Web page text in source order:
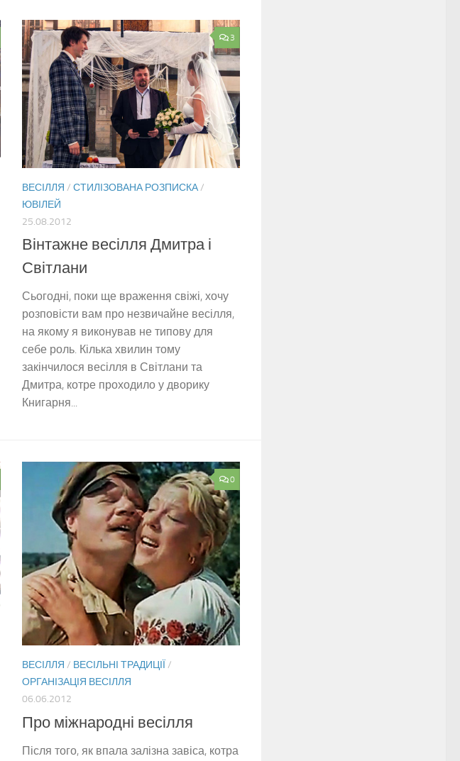
3
ВЕСІЛЛЯ / СТИЛІЗОВАНА РОЗПИСКА/
ЮВІЛЕЙ
25.08.2012
Вінтажне весілля Дмитра і
Світлани
Сьогодні, поки ще враження свіжі, хочу
розповісти вам про незвичайне весілля,
на якому я виконував не типову для
себе роль. Кілька хвилин тому
закінчилося весілля в Світлани та
Дмитра, котре проходило у дворику
Книгарня...
0
ВЕСІЛЛЯ / ВЕСІЛЬНІ ТРАДИЦІЇ /
ОРГАНІЗАЦІЯ ВЕСІЛЛЯ
06.06.2012
Про міжнародні весілля
Після того, як впала залізна завіса, котра